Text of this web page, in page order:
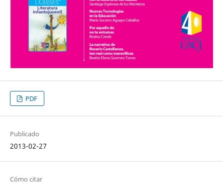
PDF
Publicado
2013-02-27
Cómo citar